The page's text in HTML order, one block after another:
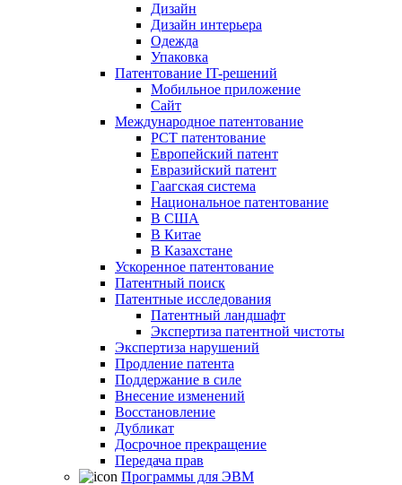
Дизайн
Дизайн интерьера
Одежда
Упаковка
Патентование IT-решений
Мобильное приложение
Сайт
Международное патентование
PCT патентование
Европейский патент
Евразийский патент
Гаагская система
Национальное патентование
В США
В Китае
В Казахстане
Ускоренное патентование
Патентный поиск
Патентные исследования
Патентный ландшафт
Экспертиза патентной чистоты
Экспертиза нарушений
Продление патента
Поддержание в силе
Внесение изменений
Восстановление
Дубликат
Досрочное прекращение
Передача прав
Программы для ЭВМ